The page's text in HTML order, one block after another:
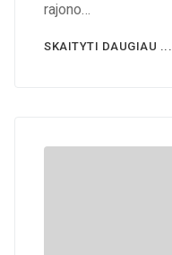
rajono…
SKAITYTI DAUGIAU ...